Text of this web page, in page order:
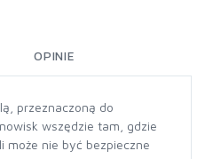
OPINIE
przeznaczoną do
wszędzie tam, gdzie
nie być bezpieczne